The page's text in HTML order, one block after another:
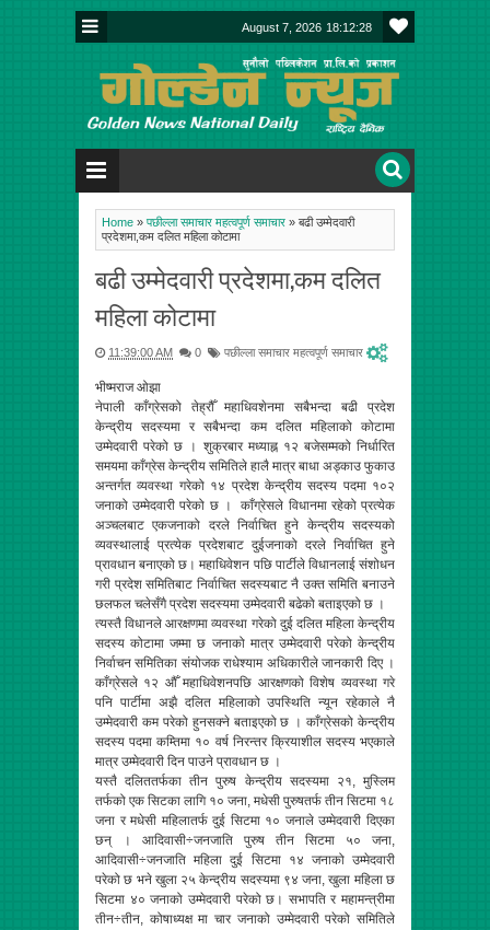
August 7, 2026 18:12:28
Home » पछील्ला समाचार महत्वपूर्ण समाचार » बढी उम्मेदवारी
प्रदेशमा,कम दलित महिला कोटामा
बढी उम्मेदवारी प्रदेशमा,कम दलित
महिला कोटामा
11:39:00 AM 0 पछील्ला समाचार महत्वपूर्ण समाचार
भीष्मराज ओझा
नेपाली काँग्रेसको तेह्रौँ महाधिवशेनमा सबैभन्दा बढी प्रदेश
केन्द्रीय सदस्यमा र सबैभन्दा कम दलित महिलाको कोटामा
उम्मेदवारी परेको छ । शुक्रबार मध्याह्न १२ बजेसम्मको निर्धारित
समयमा काँग्रेस केन्द्रीय समितिले हालै मात्र बाधा अड्काउ फुकाउ
अन्तर्गत व्यवस्था गरेको १४ प्रदेश केन्द्रीय सदस्य पदमा १०२
जनाको उम्मेदवारी परेको छ । काँग्रेसले विधानमा रहेको प्रत्येक
अञ्चलबाट एकजनाको दरले निर्वाचित हुने केन्द्रीय सदस्यको
व्यवस्थालाई प्रत्येक प्रदेशबाट दुईजनाको दरले निर्वाचित हुने
प्रावधान बनाएको छ। महाधिवेशन पछि पार्टीले विधानलाई संशोधन
गरी प्रदेश समितिबाट निर्वाचित सदस्यबाट नै उक्त समिति बनाउने
छलफल चलेसँगै प्रदेश सदस्यमा उम्मेदवारी बढेको बताइएको छ ।
त्यस्तै विधानले आरक्षणमा व्यवस्था गरेको दुई दलित महिला केन्द्रीय
सदस्य कोटामा जम्मा छ जनाको मात्र उम्मेदवारी परेको केन्द्रीय
निर्वाचन समितिका संयोजक राधेश्याम अधिकारीले जानकारी दिए ।
काँग्रेसले १२ औँ महाधिवेशनपछि आरक्षणको विशेष व्यवस्था गरे
पनि पार्टीमा अझै दलित महिलाको उपस्थिति न्यून रहेकाले नै
उम्मेदवारी कम परेको हुनसक्ने बताइएको छ । काँग्रेसको केन्द्रीय
सदस्य पदमा कम्तिमा १० वर्ष निरन्तर क्रियाशील सदस्य भएकाले
मात्र उम्मेदवारी दिन पाउने प्रावधान छ ।
यस्तै दलिततर्फका तीन पुरुष केन्द्रीय सदस्यमा २१, मुस्लिम
तर्फको एक सिटका लागि १० जना, मधेसी पुरुषतर्फ तीन सिटमा १८
जना र मधेसी महिलातर्फ दुई सिटमा १० जनाले उम्मेदवारी दिएका
छन् । आदिवासी÷जनजाति पुरुष तीन सिटमा ५० जना,
आदिवासी÷जनजाति महिला दुई सिटमा १४ जनाको उम्मेदवारी
परेको छ भने खुला २५ केन्द्रीय सदस्यमा ९४ जना, खुला महिला छ
सिटमा ४० जनाको उम्मेदवारी परेको छ। सभापति र महामन्त्रीमा
तीन÷तीन, कोषाध्यक्ष मा चार जनाको उम्मेदवारी परेको समितिले